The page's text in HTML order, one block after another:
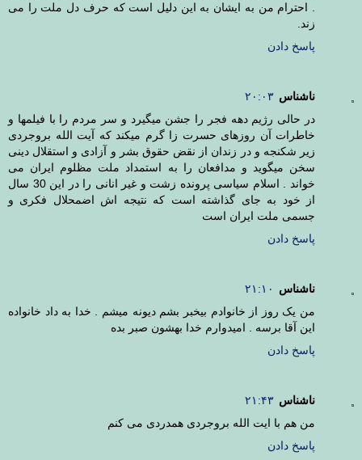
. احترام من به ایشان به این دلیل است که حرف دل ملت را می
زند.
پاسخ دادن
ناشناس ۲۰:۰۳
در حالی رژیم دهه فجر را جشن میگیرد و سر مردم را با فیلمها و
خاطرات آن روزهای حسرت زا گرم میکند که آیت الله بروجردی
زیر شکنجه و در زندان از نقض حقوق بشر و آزادی و استقلال دینی
سخن میگوید و مدافعان را به استمداد ملت مظلوم ایران می
خواند . اسلام سیاسی پرونده زشت و غیر انانی را در این 30 سال
از خود به جای گذاشته است که نتیجه اش اضمحلال فکری و
جسمی ملت ایران است
پاسخ دادن
ناشناس
۲۱:۱۰
من یک روز از خانوادم بیخبر بشم دیونه میشم . خدا به داد خانواده
این آقا برسه . امیدوارم خدا بهشون صبر بده
پاسخ دادن
ناشناس ۲۱:۴۳
من هم با ایت الله بروجردی همدردی می کنم
پاسخ دادن